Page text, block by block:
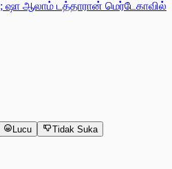
Lucu Tidak Suka